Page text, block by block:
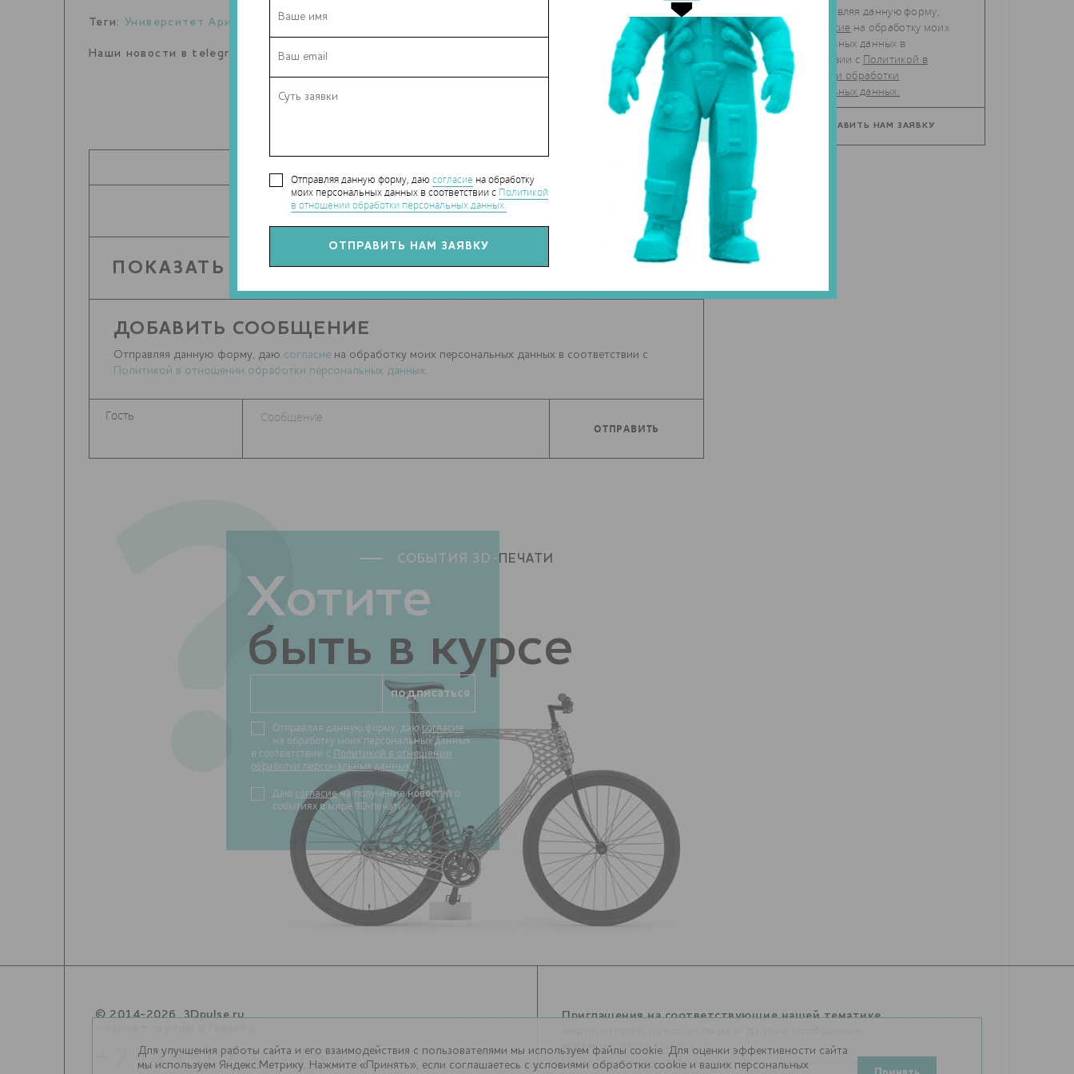
Отправляя данную форму, даю согласие на обработку
моих персональных данных в соответствии с Политикой
в отношении обработки персональных данных.
Теги: Университет Аристотеля в Салониках
Наши новости в telegram канале: t.me/Techart_CaseStudy
ПОКАЗАТЬ КОММЕНТАРИИ К СТАТЬЕ(0)
ДОБАВИТЬ СООБЩЕНИЕ
Отправляя данную форму, даю согласие на обработку моих персональных данных в соответствии с
Политикой в отношении обработки персональных данных.
?
Хотите
быть в курсе
СОБЫТИЯ 3D- ПЕЧАТИ
Отправляя данную форму, даюсогласие
на обработку моих персональных данных
в соответствии с Политикой в отношении
обработки персональных данных.
Даю согласиена получение новостей о
событиях в мире 3D-печати.
Отправляя данную форму,
даю
согласие
персональных данных в
соответствии с Политикой в
отношении обработки
персональных данных.
© 2014-2026. 3Dpulse.ru
+7 (495) 790-7591, доб. 113
Приглашения на соответствующие нашей тематике
ждем наinfo@3dpulse.ru.
Политика в отношении обработки персональных
Для улучшения работы сайта и его взаимодействия с пользователями мы используем файлы cookie. Для оценки эффективности сайта
мы используем Яндекс.Метрику. Нажмите «Принять», если соглашаетесь с условиями обработки cookie и ваших персональных